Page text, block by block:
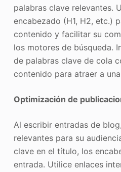
palabras clave relevantes.
encabezado (H1, H2, etc.)
contenido y facilitar su
los motores de búsqueda.
de palabras clave de cola
contenido para atraer a
Optimización de
Al escribir entradas de
relevantes para su
clave en el título, los
entrada. Utilice enlaces